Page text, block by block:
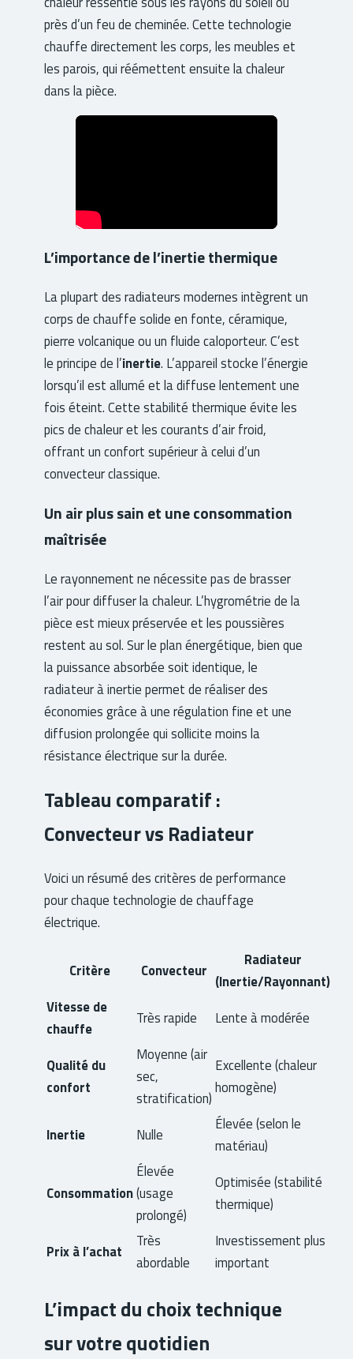
près d’un feu de cheminée. Cette technologie
chauffe directement les corps, les meubles et
les parois, qui réémettent ensuite la chaleur
dans la pièce.
L’importance de l’inertie thermique
La plupart des radiateurs modernes intègrent un
corps de chauffe solide en fonte, céramique,
pierre volcanique ou un fluide caloporteur. C’est
le principe de l’inertie. L’appareil stocke l’énergie
lorsqu’il est allumé et la diffuse lentement une
fois éteint. Cette stabilité thermique évite les
pics de chaleur et les courants d’air froid,
offrant un confort supérieur à celui d’un
convecteur classique.
Un air plus sain et une consommation
maîtrisée
Le rayonnement ne nécessite pas de brasser
l’air pour diffuser la chaleur. L’hygrométrie de la
pièce est mieux préservée et les poussières
restent au sol. Sur le plan énergétique, bien que
la puissance absorbée soit identique, le
radiateur à inertie permet de réaliser des
économies grâce à une régulation fine et une
diffusion prolongée qui sollicite moins la
résistance électrique sur la durée.
Tableau comparatif :
Convecteur vs Radiateur
Voici un résumé des critères de performance
pour chaque technologie de chauffage
électrique.
Critère Convecteur
Radiateur
(Inertie/Rayonnant)
Vitesse de
chauffe
Très rapide Lente à modérée
Qualité du
confort
Moyenne (air
sec,
stratification)
Excellente (chaleur
homogène)
Inertie Nulle
Élevée (selon le
matériau)
Consommation
Élevée
(usage
prolongé)
Optimisée (stabilité
thermique)
Prix à l’achat
Très
abordable
Investissement plus
important
L’impact du choix technique
sur votre quotidien